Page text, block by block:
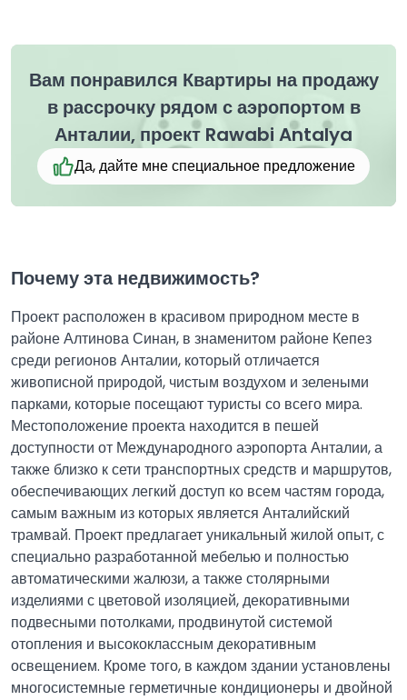
Вам понравился Квартиры на продажу
в рассрочку рядом с аэропортом в
Анталии, проект Rawabi Antalya
Да, дайте мне специальное предложение
Почему эта недвижимость?
Проект расположен в красивом природном месте в
районе Алтинова Синан, в знаменитом районе Кепез
среди регионов Анталии, который отличается
живописной природой, чистым воздухом и зелеными
парками, которые посещают туристы со всего мира.
Местоположение проекта находится в пешей
доступности от Международного аэропорта Анталии, а
также близко к сети транспортных средств и маршрутов,
обеспечивающих легкий доступ ко всем частям города,
самым важным из которых является Анталийский
трамвай. Проект предлагает уникальный жилой опыт, с
специально разработанной мебелью и полностью
автоматическими жалюзи, а также столярными
изделиями с цветовой изоляцией, декоративными
подвесными потолками, продвинутой системой
отопления и высококлассным декоративным
освещением. Кроме того, в каждом здании установлены
многосистемные герметичные кондиционеры и двойной